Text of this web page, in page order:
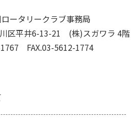
ータリークラブ事務局
区平井6-13-21 (株)スガワラ 4階
FAX.03-5612-1774